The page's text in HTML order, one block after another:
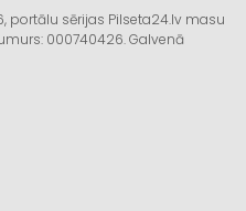
portālu sērijas Pilseta24.lv masu
000740426. Galvenā